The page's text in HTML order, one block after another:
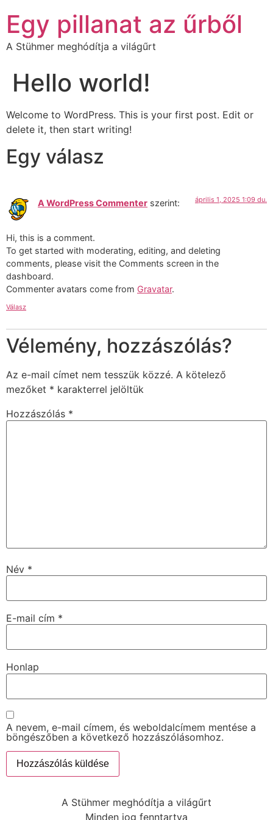
Egy pillanat az űrből
A Stühmer meghódítja a világűrt
Hello world!
Welcome to WordPress. This is your first post. Edit or
delete it, then start writing!
Egy válasz
A WordPress Commenter szerint: április 1, 2025 1:09 du.
Hi, this is a comment.
To get started with moderating, editing, and deleting
comments, please visit the Comments screen in the
dashboard.
Commenter avatars come from Gravatar.
Válasz
Vélemény, hozzászólás?
Az e-mail címet nem tesszük közzé. A kötelező
mezőket * karakterrel jelöltük
Hozzászólás *
Név *
E-mail cím *
Honlap
A nevem, e-mail címem, és weboldalcímem mentése a
böngészőben a következő hozzászólásomhoz.
A Stühmer meghódítja a világűrt
Minden jog fenntartva